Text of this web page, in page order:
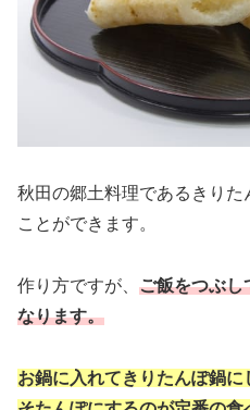
秋田の郷土料理であるきり
ことができます。
作り方ですが、 ご飯をつぶし
なります。
お鍋に入れてきりたんぽ鍋